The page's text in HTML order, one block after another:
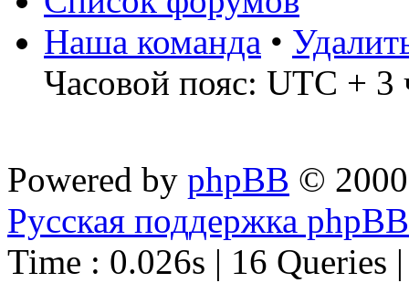
Наша команда •
Часовой пояс: UTC + 3
Powered by phpBB ©
Русская поддержка phpBB
Time : 0.026s | 16 Queries